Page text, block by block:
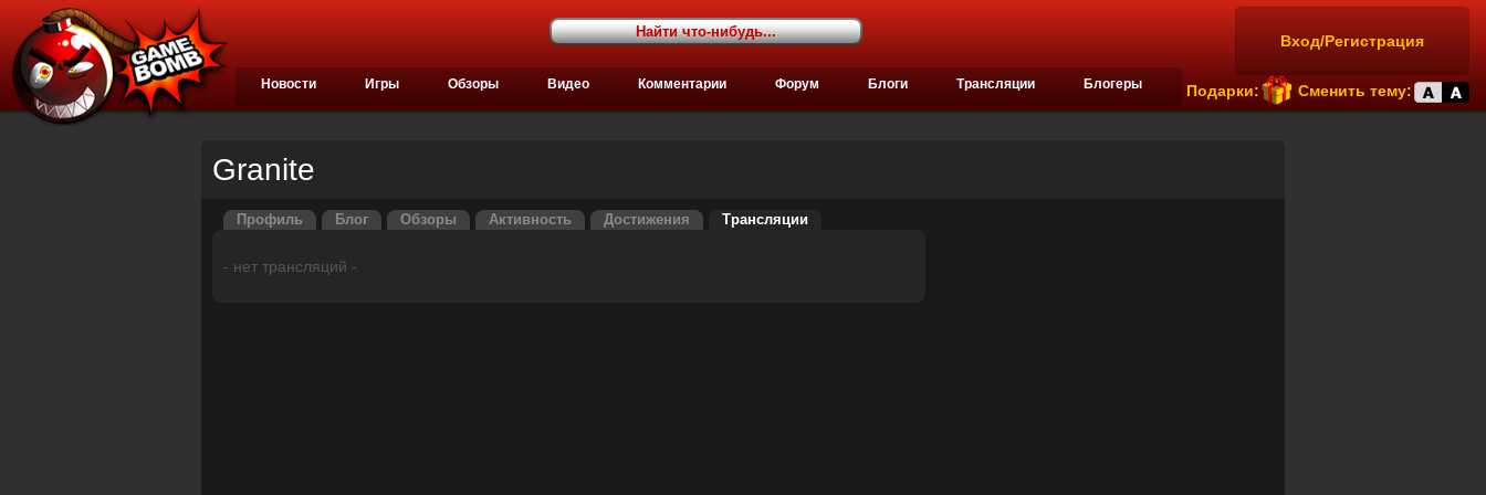
Вход/Регистрация
Подарки: Сменить тему:
Новости Игры Обзоры Видео Комментарии Форум Блоги Трансляции Блогеры
Granite
Профиль Блог Обзоры Активность Достижения Трансляции
- нет трансляций -